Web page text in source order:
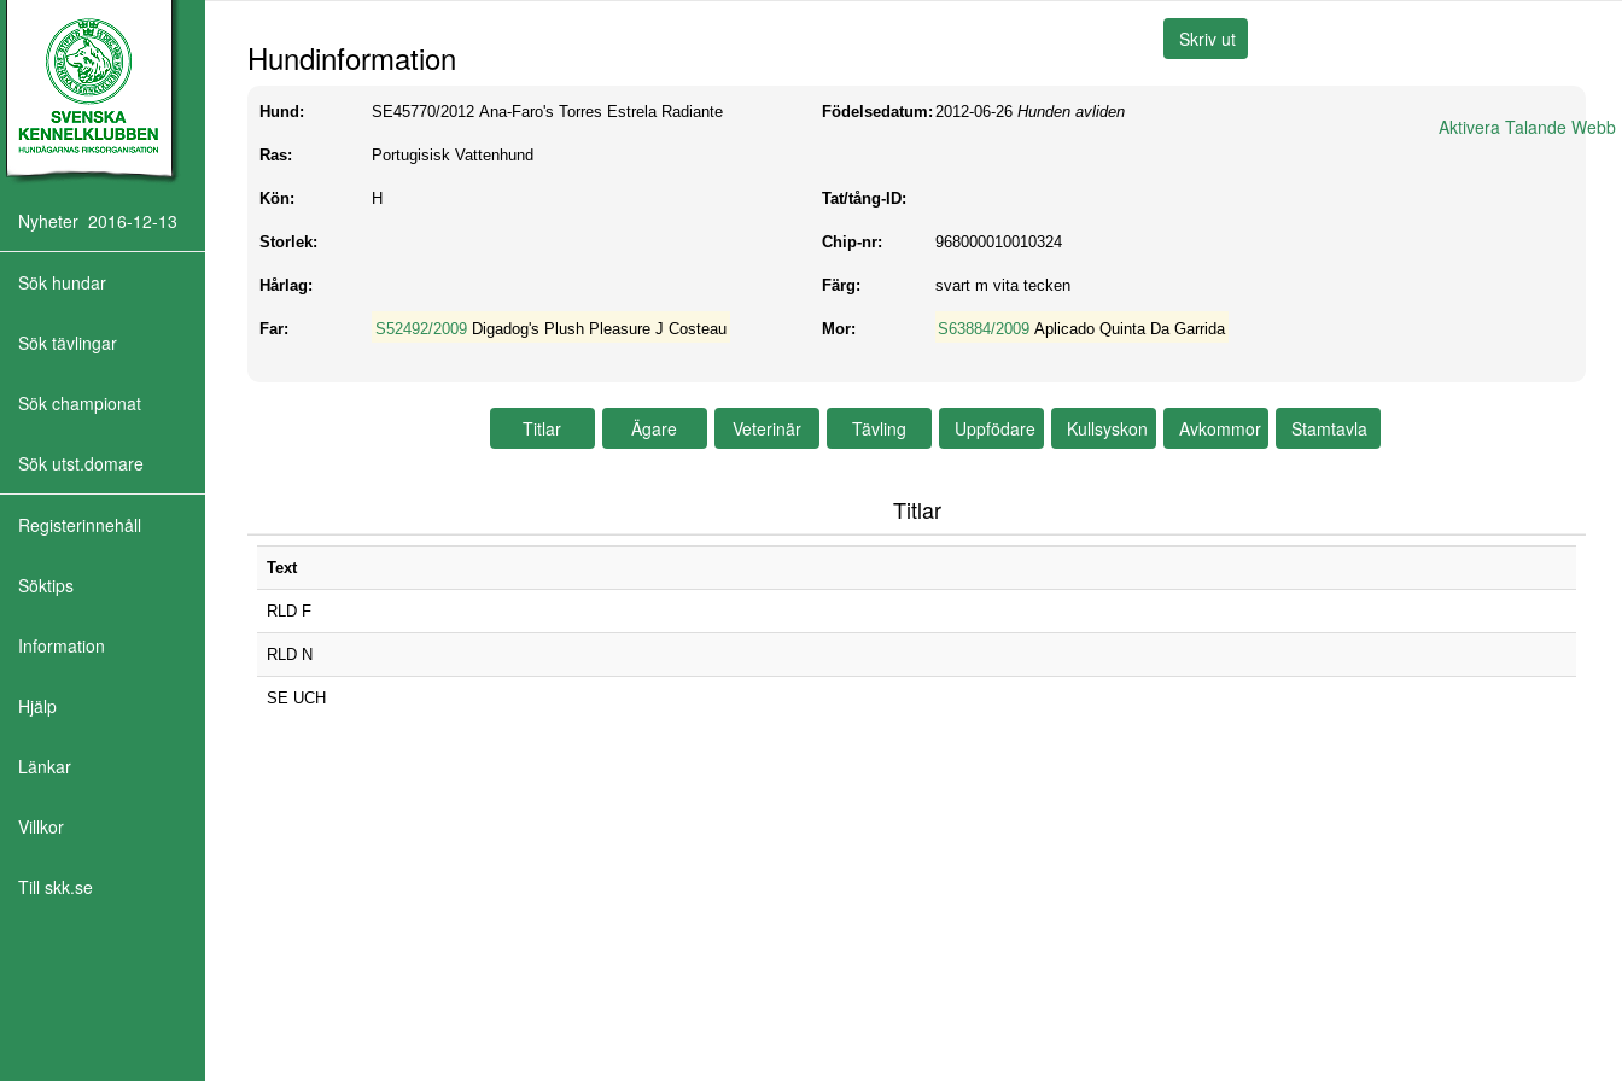
Aktivera Talande Webb
Nyheter 2016-12-13
Sök hundar
Sök tävlingar
Sök championat
Sök utst.domare
Registerinnehåll
Söktips
Information
Hjälp
Länkar
Villkor
Till skk.se
Hundinformation
Hund: SE45770/2012 Ana-Faro's Torres Estrela Radiante Födelsedatum: 2012-06-26 Hunden avliden
Ras: Portugisisk Vattenhund
Kön: H Tat/tång-ID:
Storlek: Chip-nr: 968000010010324
Hårlag: Färg: svart m vita tecken
Far: S52492/2009 Digadog's Plush Pleasure J Costeau Mor: S63884/2009 Aplicado Quinta Da Garrida
Titlar
Text
RLD F
RLD N
SE UCH
Aktivera Talande Webb